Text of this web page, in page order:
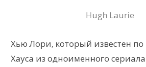
Hugh Laurie
Хью Лори, который известен по
Хауса из одноименного